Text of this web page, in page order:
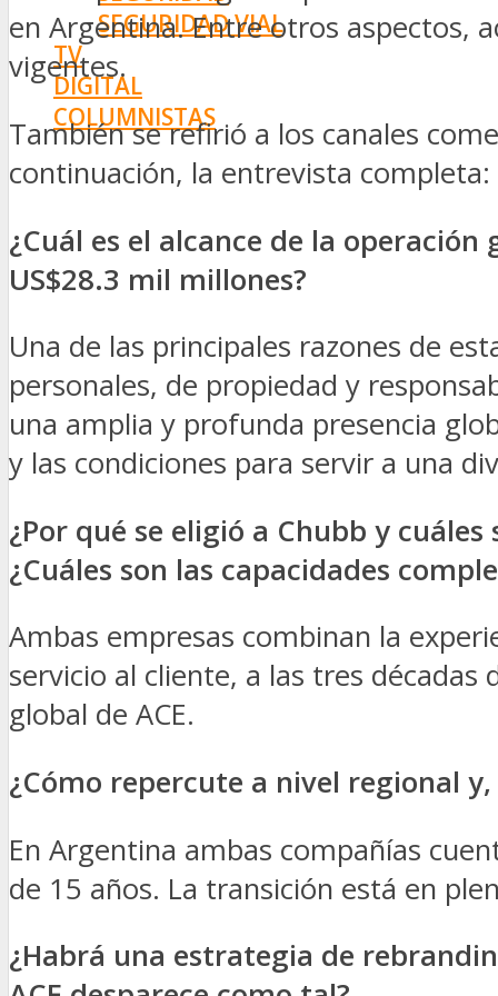
SEGURIDAD VIAL
TV
DIGITAL
COLUMNISTAS
ESTADÍSTICAS
en Argentina. Entre otros aspectos,
vigentes.
También se refirió a los canales
continuación, la entrevista completa:
¿Cuál es el alcance de la
US$28.3 mil millones?
Una de las principales razones de
personales, de propiedad y
una amplia y profunda presencia
y las condiciones para servir a una
¿Por qué se eligió a Chubb y
¿Cuáles son las capacidades
Ambas empresas combinan la
servicio al cliente, a las tres
global de ACE.
¿Cómo repercute a nivel regional
En Argentina ambas compañías
de 15 años. La transición está en
¿Habrá una estrategia de